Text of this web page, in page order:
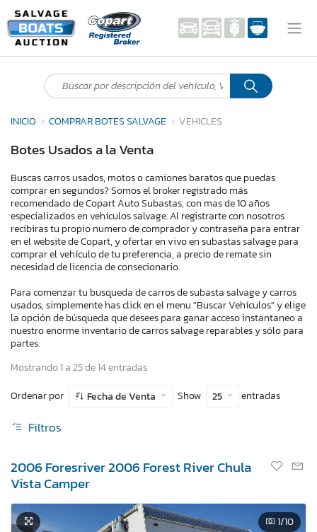
INICIO COMPRAR BOTES SALVAGE VEHICLES
Botes Usados a la Venta
Buscas carros usados, motos o camiones baratos que puedas
comprar en segundos? Somos el broker registrado más
recomendado de Copart Auto Subastas, con mas de 10 años
especializados en vehículos salvage. Al registrarte con nosotros
recibiras tu propio numero de comprador y contraseña para entrar
en el website de Copart, y ofertar en vivo en subastas salvage para
comprar el vehículo de tu preferencia, a precio de remate sin
necesidad de licencia de consecionario.
Para comenzar tu busqueda de carros de subasta salvage y carros
usados, simplemente has click en el menu "Buscar Vehículos" y elige
la opción de búsqueda que desees para ganar acceso instantaneo a
nuestro enorme inventario de carros salvage reparables y sólo para
partes.
Mostrando 1 a 25 de 14 entradas
Ordenar por
Fecha de Venta Show 25 entradas
Filtros
2006 Foresriver 2006 Forest River Chula
Vista Camper
1/10